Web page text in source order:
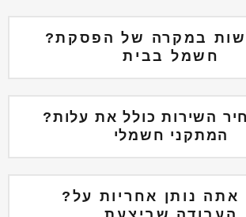
?מה לעשות במקרה של הפסקת
חשמל בבית
?האם מחיר השירות כולל את עלות
המתקני חשמלי
?האם אתה נותן אחריות על